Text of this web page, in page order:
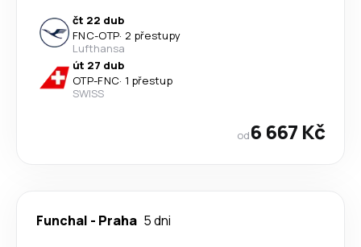
čt 22 dub
FNC-OTP· 2 přestupy
Lufthansa
út 27 dub
OTP-FNC· 1 přestup
SWISS
od6 667 Kč
Funchal - Praha 5 dni